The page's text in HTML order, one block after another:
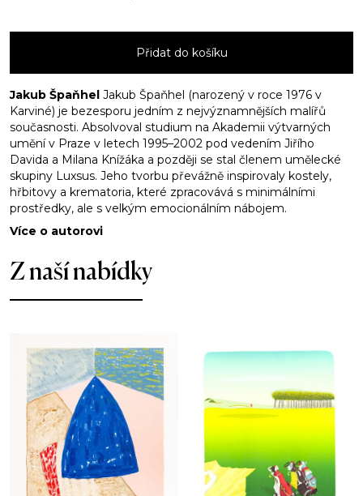
I
Přidat do košíku
Jakub Špaňhel Jakub Špaňhel (narozený v roce 1976 v
Karviné) je bezesporu jedním z nejvýznamnějších malířů
současnosti. Absolvoval studium na Akademii výtvarných
umění v Praze v letech 1995–2002 pod vedením Jiřího
Davida a Milana Knížáka a později se stal členem umělecké
skupiny Luxsus. Jeho tvorbu převážně inspirovaly kostely,
hřbitovy a krematoria, které zpracovává s minimálními
prostředky, ale s velkým emocionálním nábojem.
Více o autorovi
Z naší nabídky